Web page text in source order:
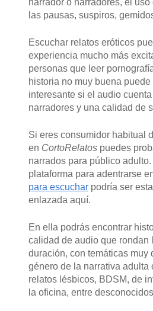
las pausas, suspiros,
Escuchar relatos eróticos
experiencia mucho más
personas que leer
historia no muy buena
interesante si el audio
narradores y una calidad de
Si eres consumidor habitual
en CortoRelatospuedes
narrados para público
plataforma para adentrarse
para escucharpodría ser
enlazada aquí.
En ella podrás encontrar
calidad de audio que rondan
duración, con temáticas muy
género de la narrativa adulta
relatos lésbicos, BDSM, de
la oficina, entre